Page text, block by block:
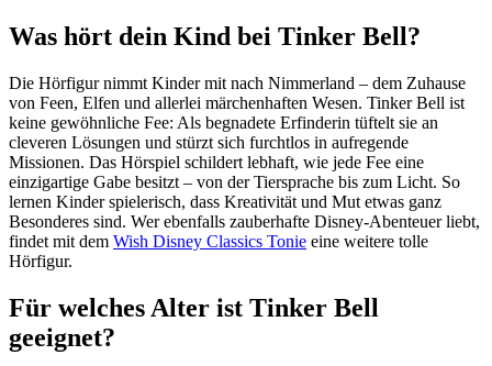
Was hört dein Kind bei Tinker Bell?
Die Hörfigur nimmt Kinder mit nach Nimmerland – dem Zuhause
von Feen, Elfen und allerlei märchenhaften Wesen. Tinker Bell ist
keine gewöhnliche Fee: Als begnadete Erfinderin tüftelt sie an
cleveren Lösungen und stürzt sich furchtlos in aufregende
Missionen. Das Hörspiel schildert lebhaft, wie jede Fee eine
einzigartige Gabe besitzt – von der Tiersprache bis zum Licht. So
lernen Kinder spielerisch, dass Kreativität und Mut etwas ganz
Besonderes sind. Wer ebenfalls zauberhafte Disney-Abenteuer liebt,
findet mit dem Wish Disney Classics Tonie eine weitere tolle
Hörfigur.
Für welches Alter ist Tinker Bell
geeignet?